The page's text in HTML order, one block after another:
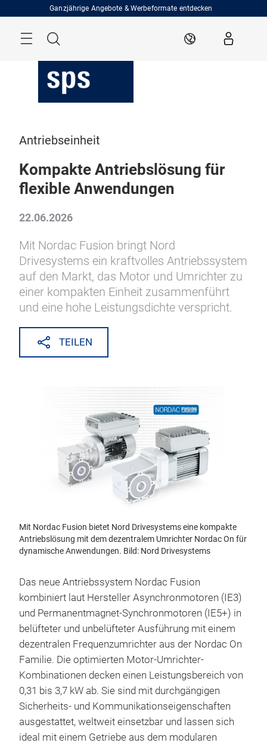
Ganzjährige Angebote & Werbeformate entdecken
Suche DE
Antriebseinheit
Kompakte Antriebslösung für
flexible Anwendungen
22.06.2026
Mit Nordac Fusion bringt Nord
Drivesystems ein kraftvolles Antriebssystem
auf den Markt, das Motor und Umrichter zu
einer kompakten Einheit zusammenführt
und eine hohe Leistungsdichte verspricht.
TEILEN
Mit Nordac Fusion bietet Nord Drivesystems eine kompakte
Antriebslösung mit dem dezentralem Umrichter Nordac On für
dynamische Anwendungen. Bild: Nord Drivesystems
Das neue Antriebssystem Nordac Fusion
kombiniert laut Hersteller Asynchronmotoren (IE3)
und Permanentmagnet-Synchronmotoren (IE5+) in
belüfteter und unbelüfteter Ausführung mit einem
dezentralen Frequenzumrichter aus der Nordac On
Familie. Die optimierten Motor-Umrichter-
Kombinationen decken einen Leistungsbereich von
0,31 bis 3,7 kW ab. Sie sind mit durchgängigen
Sicherheits- und Kommunikationseigenschaften
ausgestattet, weltweit einsetzbar und lassen sich
ideal mit einem Getriebe aus dem modularen